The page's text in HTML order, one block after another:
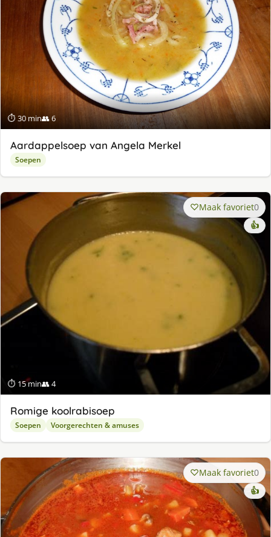
⏱ 30 min👥 6
Aardappelsoep van Angela Merkel
Soepen
⏱ 15 min👥 4
Maak favoriet0
👍
Romige koolrabisoep
Soepen Voorgerechten & amuses
Maak favoriet0
👍